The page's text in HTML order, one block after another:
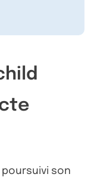
poursuivi son